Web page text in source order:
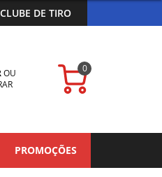
CLUBE DE TIRO
OU
0
PROMOÇÕES